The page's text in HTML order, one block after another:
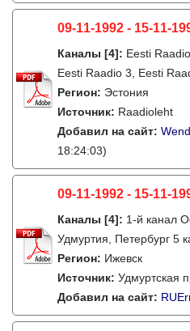
09-11-1992 - 15-11-
Каналы [4]: Eesti
Eesti Raadio 3, Eesti
Регион: Эстония
Источник: Raadioleht
Добавил на сайт:
18:24:03)
09-11-1992 - 15-11-
Каналы [4]: 1-й канал
Удмуртия, Петербург 5
Регион: Ижевск
Источник: Удмуртская
Добавил на сайт: